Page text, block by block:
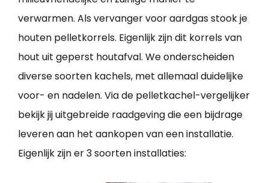
verwarmen. Als vervanger voor aardgas stook je
houten pelletkorrels. Eigenlijk zijn dit korrels van
hout uit geperst houtafval. We onderscheiden
diverse soorten kachels, met allemaal duidelijke
voor- en nadelen. Via de pelletkachel-vergelijker
bekijk jij uitgebreide raadgeving die een bijdrage
leveren aan het aankopen van een installatie.
Eigenlijk zijn er 3 soorten installaties: